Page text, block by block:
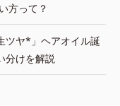
方って？
ツヤ*」ヘアオイル誕
分けを解説